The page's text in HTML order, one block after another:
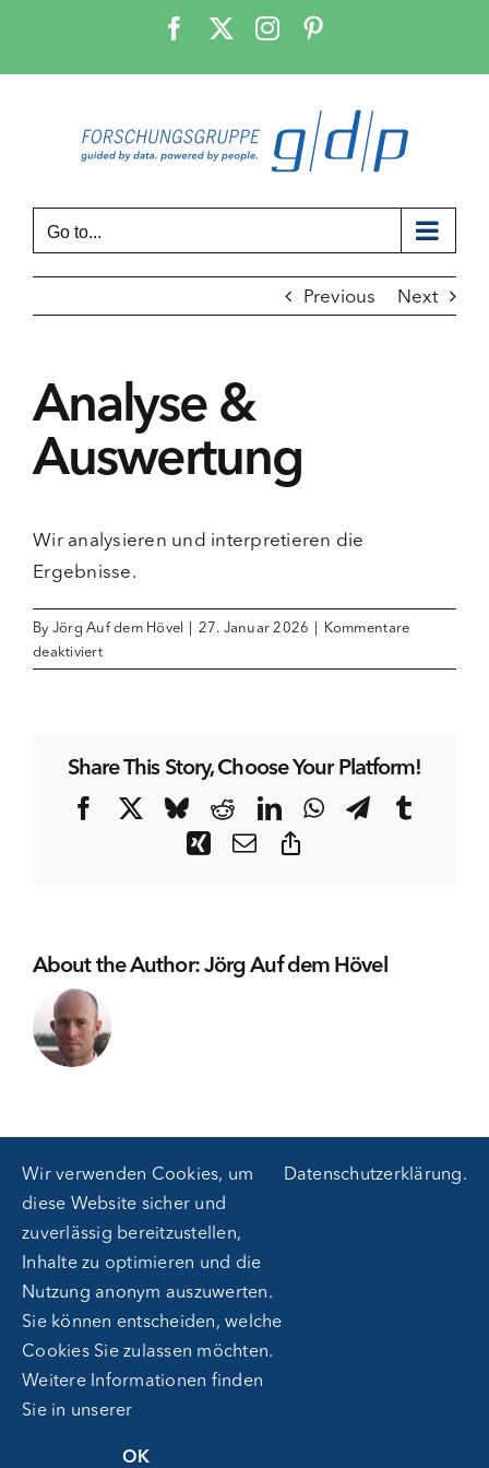
content
FacebookInstagram
Go to...
Previous Next
Analyse &
Auswertung
Wir analysieren und interpretieren die
Ergebnisse.
By Jörg Auf dem Hövel | 27. Januar 2026 | Kommentare
deaktiviertfür
Analyse
Share This Story, Choose Your Platform!
FacebookBluesky
RedditLinkedInWhatsApp
Telegram
XingEmail
About the Author: Jörg Auf dem Hövel
Copyright 2012 - 2025 |
Wir verwenden Cookies, um
diese Website sicher und
zuverlässig bereitzustellen,
Inhalte zu optimieren und die
Nutzung anonym auszuwerten.
Sie können entscheiden, welche
Cookies Sie zulassen möchten.
Weitere Informationen finden
Sie in unserer
Datenschutzerklärung.
OK